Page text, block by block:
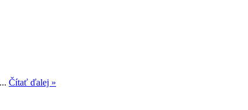
Čítať ďalej »